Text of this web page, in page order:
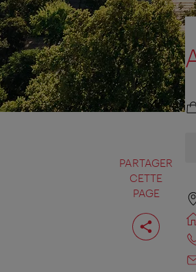
PARTAGER
CETTE
PAGE
Partager
cette
page